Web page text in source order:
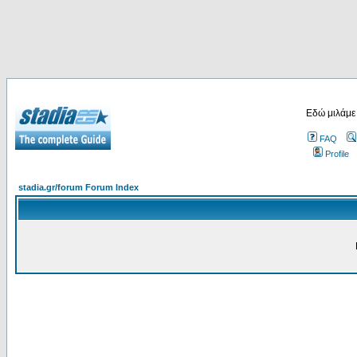
Εδώ
FAQ
Profile
stadia.gr/forum Forum Index